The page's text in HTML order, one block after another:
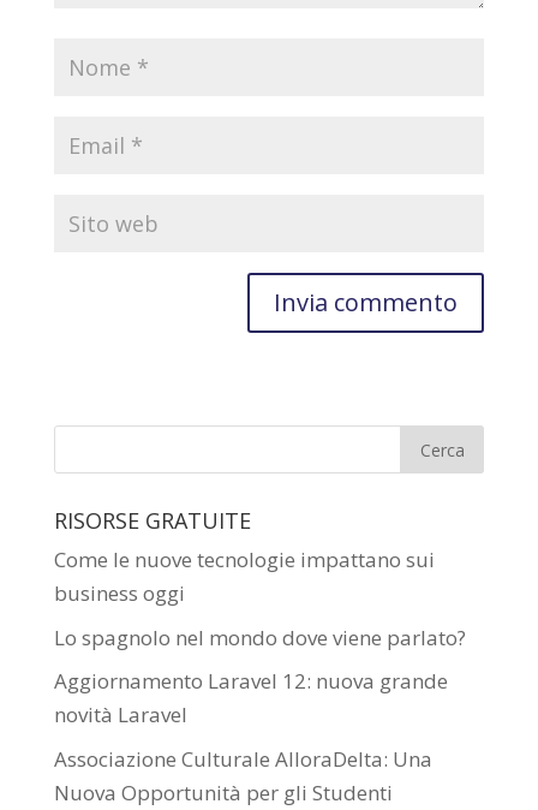
RISORSE GRATUITE
Come le nuove tecnologie impattano sui
business oggi
Lo spagnolo nel mondo dove viene parlato?
Aggiornamento Laravel 12: nuova grande
novità Laravel
Associazione Culturale AlloraDelta: Una
Nuova Opportunità per gli Studenti